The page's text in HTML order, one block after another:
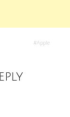
#Apple